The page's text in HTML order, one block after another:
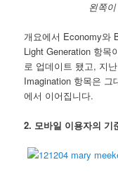
왼쪽
개요에서 Economy와
Light Generation 항목
로 업데이트 됐고, 지
Imagination 항목은 그
에서 이어집니다.
2. 모바일 이용자의 기